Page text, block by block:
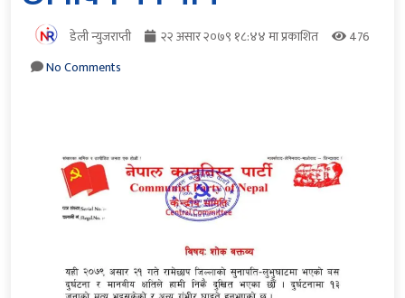
डेली न्युजराप्ती २२ असार २०७९ १८:४४ मा प्रकाशित
476
No Comments